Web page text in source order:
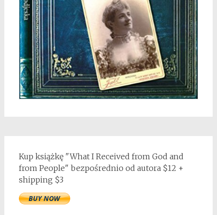
Kup książkę "What I Received from God and
from People" bezpośrednio od autora $12 +
shipping $3